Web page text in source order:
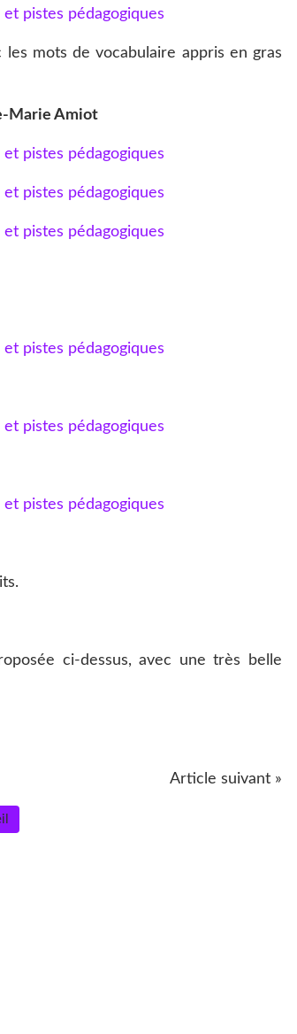
mots de vocabulaire appris en gras
Marie Amiot
ci-dessus, avec une très belle
Article suivant »